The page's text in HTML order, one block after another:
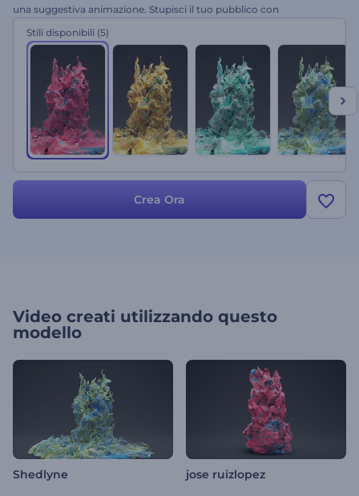
una suggestiva animazione. Stupisci il tuo pubblico con
Provala oggi stesso gratuitamente!
Stili disponibili (5)
Crea Ora
Video creati utilizzando questo
modello
Shedlyne jose ruizlopez